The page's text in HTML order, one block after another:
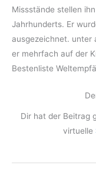
Missstände stellen
Jahrhunderts. Er
ausgezeichnet. unter
er mehrfach auf der
Bestenliste
Dir hat der Beitrag
virtuelle